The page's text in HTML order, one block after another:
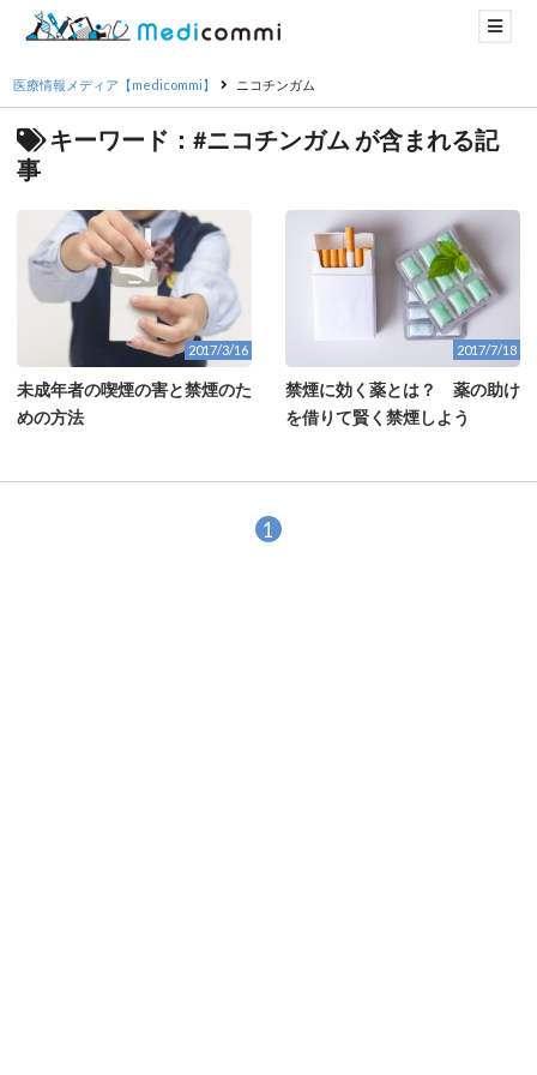
医療情報メディア【medicommi】 ニコチンガム
キーワード：#ニコチンガム が含まれる記
事
2017/3/16
未成年者の喫煙の害と禁煙のた
めの方法
2017/7/18
禁煙に効く薬とは？ 薬の助け
を借りて賢く禁煙しよう
1